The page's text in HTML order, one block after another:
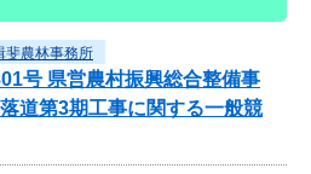
斐農林事務所
号 県営農村振興総合整備事
道第3期工事に関する一般競